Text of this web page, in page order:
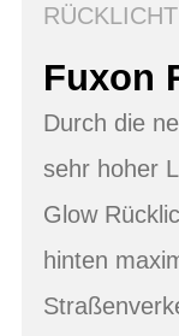
RÜCKLICHT
Fuxon
Durch die
sehr hoher
Glow
hinten